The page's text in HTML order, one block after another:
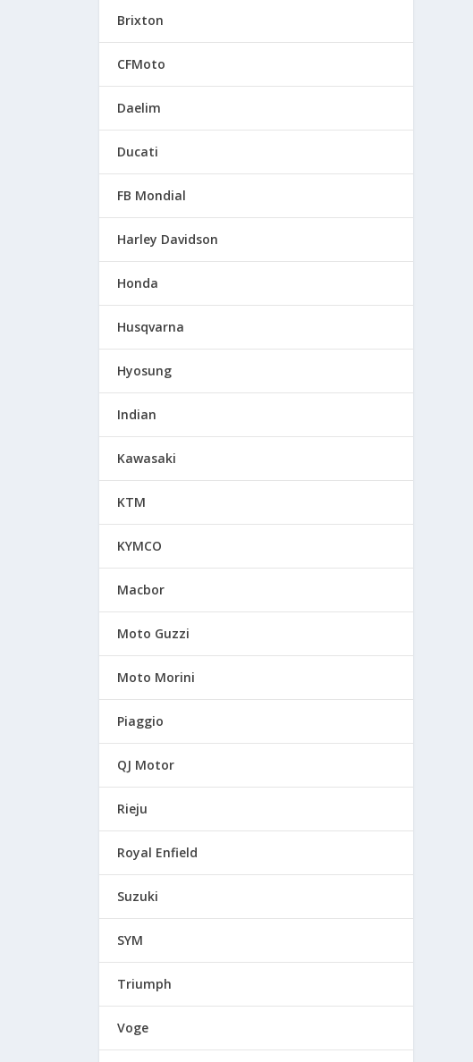
Brixton
CFMoto
Daelim
Ducati
FB Mondial
Harley Davidson
Honda
Husqvarna
Hyosung
Indian
Kawasaki
KTM
KYMCO
Macbor
Moto Guzzi
Moto Morini
Piaggio
QJ Motor
Rieju
Royal Enfield
Suzuki
SYM
Triumph
Voge